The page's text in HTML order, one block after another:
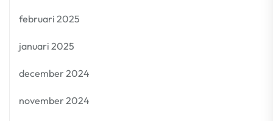
februari 2025
januari 2025
december 2024
november 2024